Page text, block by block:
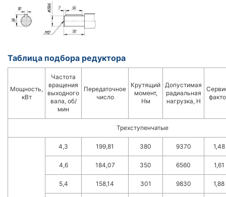
Таблица подбора редуктора
Мощность,
кВт
Частота
вращения
выходного
вала, об/
мин
Передаточное
число
Крутящий
момент,
Нм
Допустимая
радиальная
нагрузка, Н
Трехступенчатые
4,3 199,81 380 9370 1,48
4,6 184,07 350 6560 1,61
5,4 158,14 301 9830 1,88